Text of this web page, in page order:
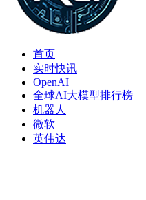
首页
实时快讯
OpenAI
全球AI大模型排行榜
机器人
微软
英伟达